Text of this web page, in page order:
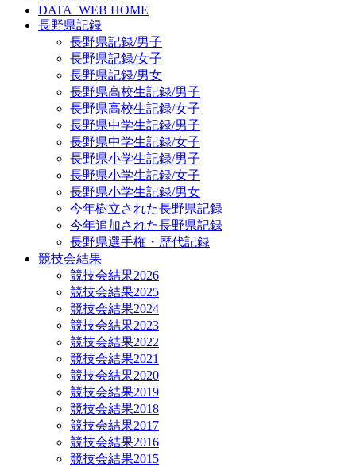
DATA_WEB HOME
長野県記録
長野県記録/男子
長野県記録/女子
長野県記録/男女
長野県高校生記録/男子
長野県高校生記録/女子
長野県中学生記録/男子
長野県中学生記録/女子
長野県小学生記録/男子
長野県小学生記録/女子
長野県小学生記録/男女
今年樹立された長野県記録
今年追加された長野県記録
長野県選手権・歴代記録
競技会結果
競技会結果2026
競技会結果2025
競技会結果2024
競技会結果2023
競技会結果2022
競技会結果2021
競技会結果2020
競技会結果2019
競技会結果2018
競技会結果2017
競技会結果2016
競技会結果2015